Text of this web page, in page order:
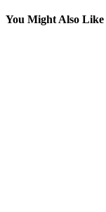
You Might Also Like